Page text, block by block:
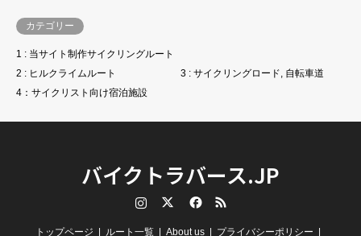
カテゴリー
1 : 当サイト制作サイクリングルート
2 : ヒルクライムルート
3 : サイクリングロード, 自転車道
4：サイクリスト向け宿泊施設
バイクトラバース.JP
RSS
トップページ ルート一覧 About us プライバシーポリシー